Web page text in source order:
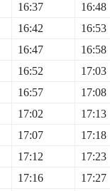
16:37 16:48
16:42 16:53
16:47 16:58
16:52 17:03
16:57 17:08
17:02 17:13
17:07 17:18
17:12 17:23
17:16 17:27